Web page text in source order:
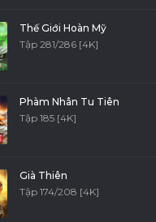
Thế Giới Hoàn Mỹ
Tập 281/286 [4K]
Phàm Nhân Tu Tiên
Tập 185 [4K]
Già Thiên
Tập 174/208 [4K]